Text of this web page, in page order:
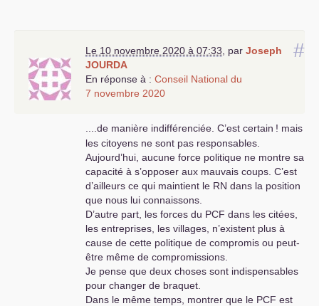
#
Le 10 novembre 2020 à 07:33 par Joseph
JOURDA
En réponse à : Conseil National du
7 novembre 2020
....de manière indifférenciée. C’est certain ! mais
les citoyens ne sont pas responsables.
Aujourd’hui, aucune force politique ne montre sa
capacité à s’opposer aux mauvais coups. C’est
d’ailleurs ce qui maintient le RN dans la position
que nous lui connaissons.
D’autre part, les forces du PCF dans les citées,
les entreprises, les villages, n’existent plus à
cause de cette politique de compromis ou peut-
être même de compromissions.
Je pense que deux choses sont indispensables
pour changer de braquet.
Dans le même temps, montrer que le PCF est